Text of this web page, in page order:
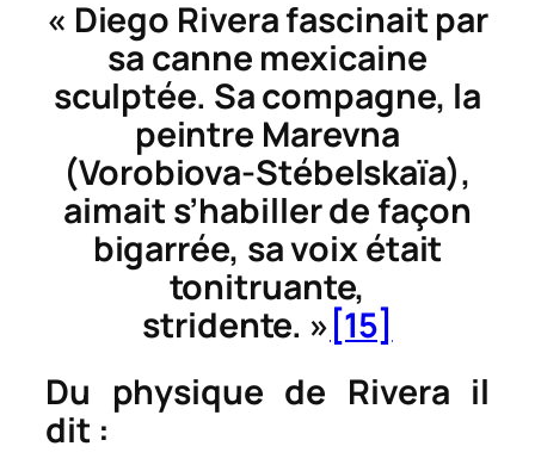
« Diego Rivera fascinait par
sa canne mexicaine
sculptée. Sa compagne, la
peintre Marevna
(Vorobiova-Stébelskaïa),
aimait s’habiller de façon
bigarrée, sa voix était
tonitruante,
stridente. » [15]
Du physique de Rivera il
dit :